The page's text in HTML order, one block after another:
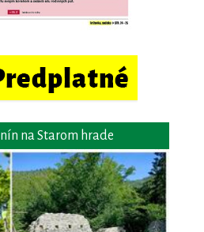
na Starom hrade